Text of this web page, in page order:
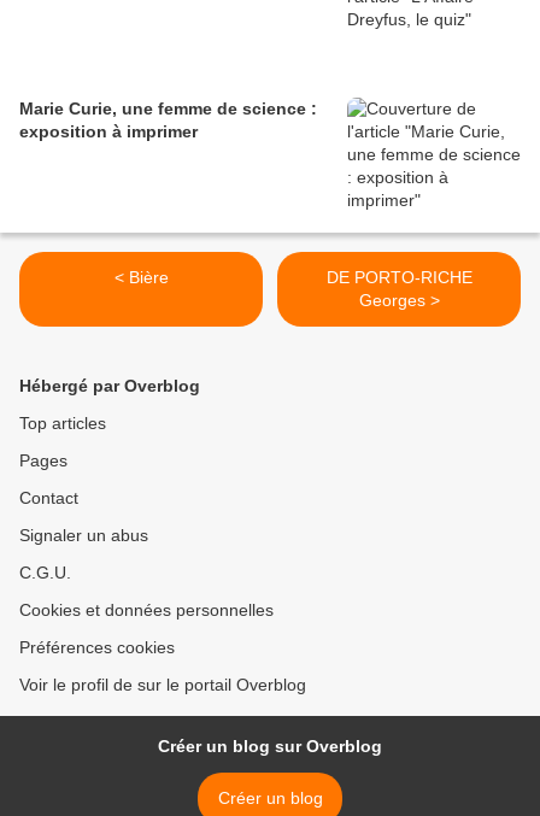
Marie Curie, une femme de science :
exposition à imprimer
< Bière
DE PORTO-RICHE
Georges >
Hébergé par Overblog
Top articles
Pages
Contact
Signaler un abus
C.G.U.
Cookies et données personnelles
Préférences cookies
Voir le profil de sur le portail Overblog
Créer un blog sur Overblog
Créer un blog